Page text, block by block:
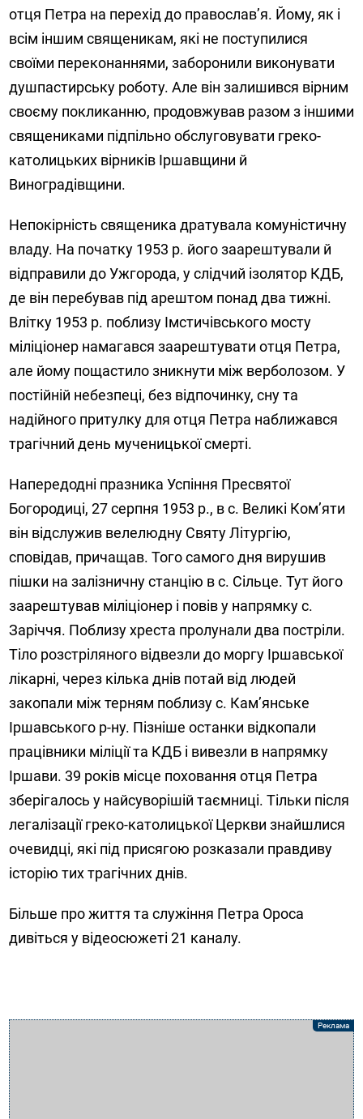
отця Петра на перехід до православ’я. Йому, як і
всім іншим священикам, які не поступилися
своїми переконаннями, заборонили виконувати
душпастирську роботу. Але він залишився вірним
своєму покликанню, продовжував разом з іншими
священиками підпільно обслуговувати греко-
католицьких вірників Іршавщини й
Виноградівщини.
Непокірність священика дратувала комуністичну
владу. На початку 1953 р. його заарештували й
відправили до Ужгорода, у слідчий ізолятор КДБ,
де він перебував під арештом понад два тижні.
Влітку 1953 р. поблизу Імстичівського мосту
міліціонер намагався заарештувати отця Петра,
але йому пощастило зникнути між верболозом. У
постійній небезпеці, без відпочинку, сну та
надійного притулку для отця Петра наближався
трагічний день мученицької смерті.
Напередодні празника Успіння Пресвятої
Богородиці, 27 серпня 1953 р., в с. Великі Ком’яти
він відслужив велелюдну Святу Літургію,
сповідав, причащав. Того самого дня вирушив
пішки на залізничну станцію в с. Сільце. Тут його
заарештував міліціонер і повів у напрямку с.
Заріччя. Поблизу хреста пролунали два постріли.
Тіло розстріляного відвезли до моргу Іршавської
лікарні, через кілька днів потай від людей
закопали між терням поблизу с. Кам’янське
Іршавського р-ну. Пізніше останки відкопали
працівники міліції та КДБ і вивезли в напрямку
Іршави. 39 років місце поховання отця Петра
зберігалось у найсуворішій таємниці. Тільки після
легалізації греко-католицької Церкви знайшлися
очевидці, які під присягою розказали правдиву
історію тих трагічних днів.
Більше про життя та служіння Петра Ороса
дивіться у відеосюжеті 21 каналу.